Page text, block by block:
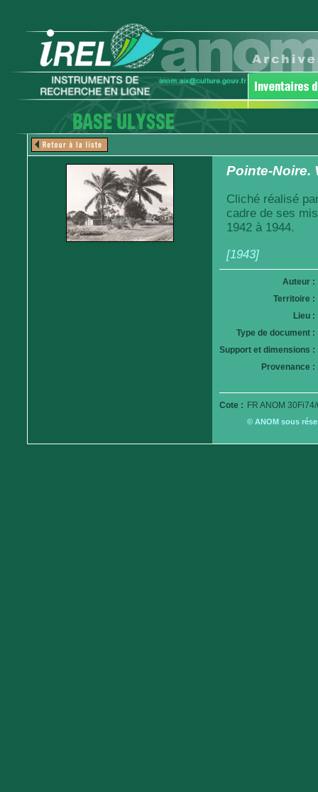
Pointe-Noire.
Cliché réalisé
cadre de ses
1942 à 1944.
[1943]
Auteur :
Territoire :
Lieu :
Type de document :
Support et dimensions :
Provenance :
Cote : FR ANOM
© ANOM sous